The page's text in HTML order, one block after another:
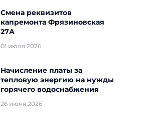
Смена реквизитов
капремонта Фрязиновская
27А
01 июля 2026
Начисление платы за
тепловую энергию на нужды
горячего водоснабжения
26 июня 2026